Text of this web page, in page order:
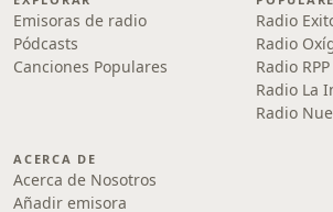
Emisoras de radio
Pódcasts
Canciones Populares
Radio
Radio
Radio
Radio La
Radio
ACERCA DE
Acerca de Nosotros
Añadir emisora